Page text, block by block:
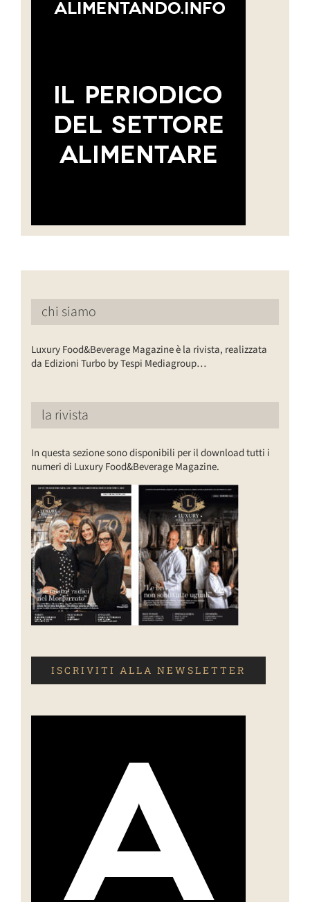
chi siamo
Luxury Food&Beverage Magazine è la rivista, realizzata
da Edizioni Turbo by Tespi Mediagroup…
la rivista
In questa sezione sono disponibili per il download tutti i
numeri di Luxury Food&Beverage Magazine.
ISCRIVITI ALLA NEWSLETTER